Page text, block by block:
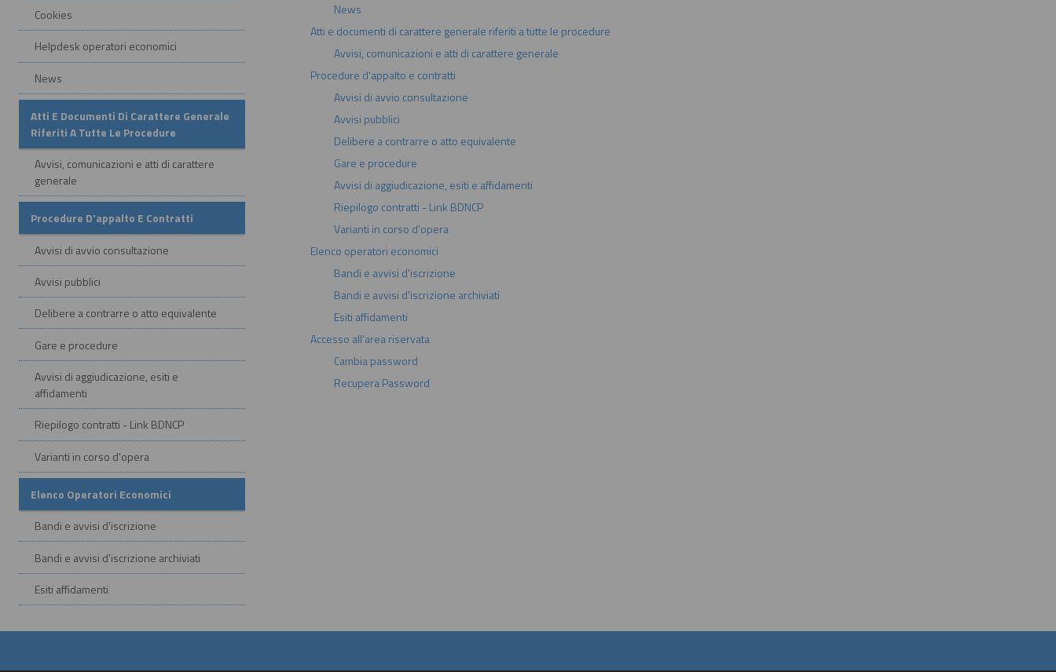
Cookies
Helpdesk operatori economici
News
Atti E Documenti Di Carattere Generale
Riferiti A Tutte Le Procedure
Avvisi, comunicazioni e atti di carattere
generale
Procedure D'appalto E Contratti
Avvisi di avvio consultazione
Avvisi pubblici
Delibere a contrarre o atto equivalente
Gare e procedure
Avvisi di aggiudicazione, esiti e
affidamenti
Riepilogo contratti - Link BDNCP
Varianti in corso d'opera
Elenco Operatori Economici
Bandi e avvisi d'iscrizione
Bandi e avvisi d'iscrizione archiviati
Esiti affidamenti
News
Atti e documenti di carattere generale riferiti a tutte le procedure
Avvisi, comunicazioni e atti di carattere generale
Procedure d'appalto e contratti
Avvisi di avvio consultazione
Avvisi pubblici
Delibere a contrarre o atto equivalente
Gare e procedure
Avvisi di aggiudicazione, esiti e affidamenti
Riepilogo contratti - Link BDNCP
Varianti in corso d'opera
Elenco operatori economici
Bandi e avvisi d'iscrizione
Bandi e avvisi d'iscrizione archiviati
Esiti affidamenti
Accesso all'area riservata
Cambia password
Recupera Password